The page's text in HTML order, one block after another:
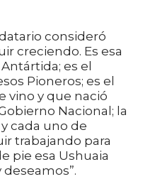
consideró
creciendo. Es esa
es el
Pioneros; es el
vino y que nació
Nacional; la
cada uno de
trabajando para
pie esa Ushuaia